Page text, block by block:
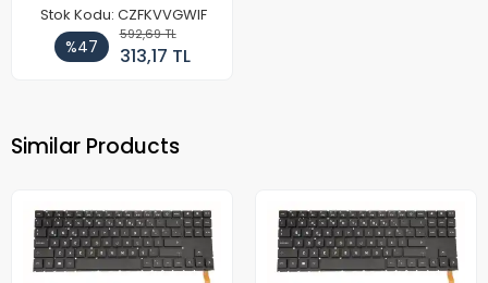
Stok Kodu: CZFKVVGWIF
%47
592,69 TL
313,17 TL
Similar Products